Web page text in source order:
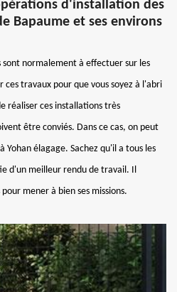
d'installation des
Bapaume et ses environs
sont normalement à effectuer sur les
travaux pour que vous soyez à l'abri
réaliser ces installations très
être conviés. Dans ce cas, on peut
Yohan élagage. Sachez qu'il a tous les
d'un meilleur rendu de travail. Il
mener à bien ses missions.